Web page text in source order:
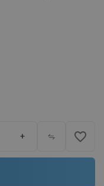
+ favorite_border